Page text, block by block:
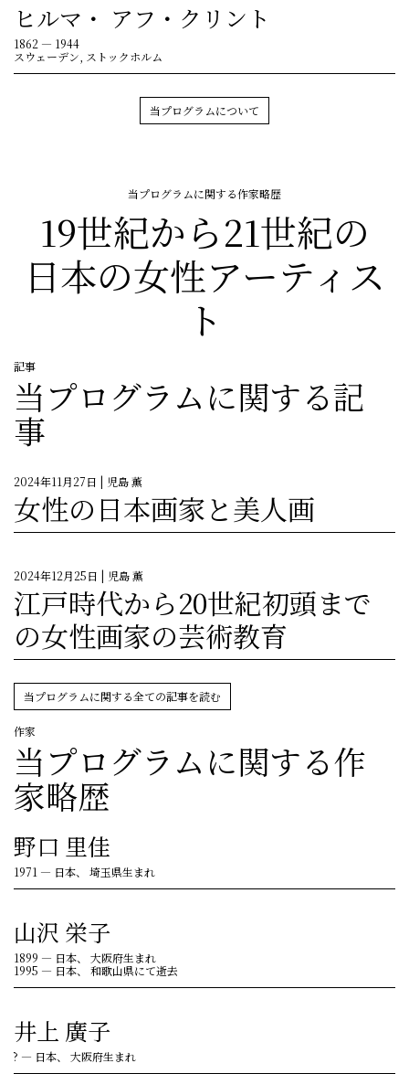
ヒルマ・ アフ・クリント
1862 — 1944
スウェーデン, ストックホルム
当プログラムについて
当プログラムに関する作家略歴
19世紀から21世紀の
日本の女性アーティス
ト
記事
当プログラムに関する記
事
2024年11月27日 | 児島 薫
女性の日本画家と美人画
2024年12月25日 | 児島 薫
江戸時代から20世紀初頭まで
の女性画家の芸術教育
当プログラムに関する全ての記事を読む
作家
当プログラムに関する作
家略歴
野口 里佳
1971 — 日本、 埼玉県生まれ
山沢 栄子
1899 — 日本、 大阪府生まれ
1995 — 日本、 和歌山県にて逝去
井上 廣子
? — 日本、 大阪府生まれ